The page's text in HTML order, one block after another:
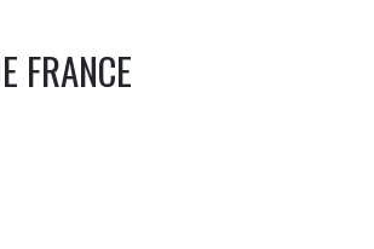
FRANCE